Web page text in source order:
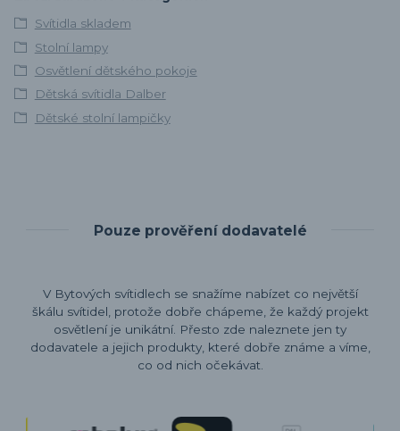
Svítidla skladem
Stolní lampy
Osvětlení dětského pokoje
Dětská svítidla Dalber
Dětské stolní lampičky
Pouze prověření dodavatelé
V Bytových svítidlech se snažíme nabízet co největší
škálu svítidel, protože dobře chápeme, že každý projekt
osvětlení je unikátní. Přesto zde naleznete jen ty
dodavatele a jejich produkty, které dobře známe a víme,
co od nich očekávat.